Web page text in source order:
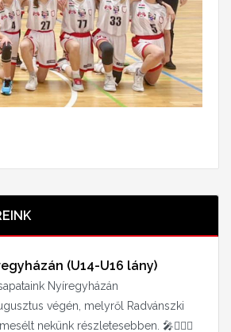
(U14-U16 lány)
Nyíregyházán
végén, melyről Radvánszki
nekünk részletesebben. 🎤⛹🏻‍♀️